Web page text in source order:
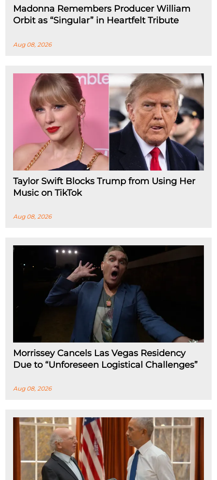
Madonna Remembers Producer William
Orbit as “Singular” in Heartfelt Tribute
Aug 08, 2026
Taylor Swift Blocks Trump from Using Her
Music on TikTok
Aug 08, 2026
Morrissey Cancels Las Vegas Residency
Due to “Unforeseen Logistical Challenges”
Aug 08, 2026